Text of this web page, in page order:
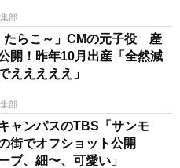
部
たらこ～」CMの元子役 産
開！昨年10月出産「全然減
えええええ」
部
ャンパスのTBS「サンモ
街でオフショット公開
ブ、細〜、可愛い」